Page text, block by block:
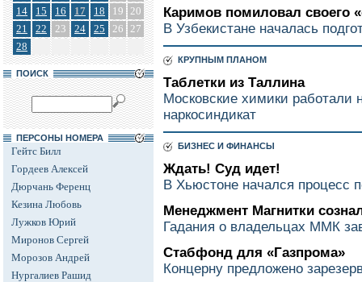
14
15 16 17 18 19 20
21
22 23 24 25 26 27
28
ПОИСК
ПЕРСОНЫ НОМЕРА
Гейтс Билл
Гордеев Алексей
Дюрчань Ференц
Кезина Любовь
Лужков Юрий
Миронов Сергей
Морозов Андрей
Нургалиев Рашид
Каримов помиловал своего
В Узбекистане началась
КРУПНЫМ ПЛАНОМ
Таблетки из Таллина
Московские химики работали
наркосиндикат
БИЗНЕС И ФИНАНСЫ
Ждать! Суд идет!
В Хьюстоне начался процесс
Менеджмент Магнитки
Гадания о владельцах ММК
Стабфонд для «Газпрома»
Концерну предложено